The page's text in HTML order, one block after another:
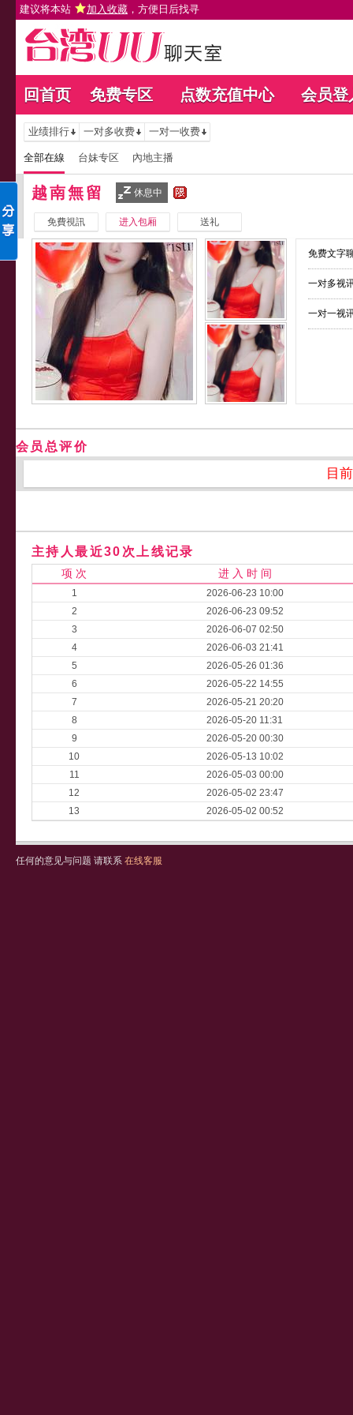
建议将本站 加入收藏 ，方便日后找寻
回首页 免费专区 点数充值中心 会员登
业绩排行 一对多收费 一对一收费
全部在線 台妹专区 內地主播
越南無留 休息中
免費視訊 进入包厢 送礼
免费文字
一对多视
一对一视
会员总评价
目
主持人最近30次上线记录
项 次 进 入 时 间
1
2026-06-23 10:00
2
2026-06-23 09:52
3
2026-06-07 02:50
4
2026-06-03 21:41
5
2026-05-26 01:36
6
2026-05-22 14:55
7
2026-05-21 20:20
8
2026-05-20 11:31
9
2026-05-20 00:30
10
2026-05-13 10:02
11
2026-05-03 00:00
12
2026-05-02 23:47
13
2026-05-02 00:52
任何的意见与问题 请联系 在线客服